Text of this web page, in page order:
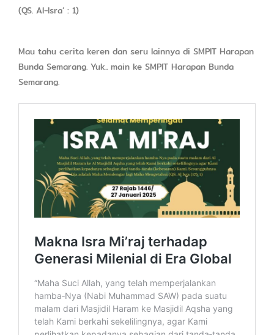
(QS. Al-Isra’ : 1)
Mau tahu cerita keren dan seru lainnya di SMPIT Harapan
Bunda Semarang. Yuk.. main ke SMPIT Harapan Bunda
Semarang.